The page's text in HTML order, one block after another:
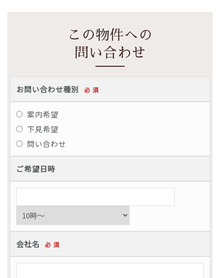
この物件への
問い合わせ
お問い合わせ種別 必 須
案内希望
下見希望
問い合わせ
ご希望日時
会社名 必 須